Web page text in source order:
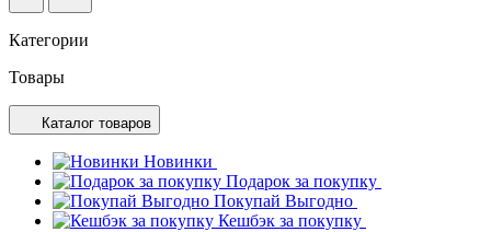
Категории
Товары
Каталог товаров
Новинки
Подарок за покупку
Покупай Выгодно
Кешбэк за покупку